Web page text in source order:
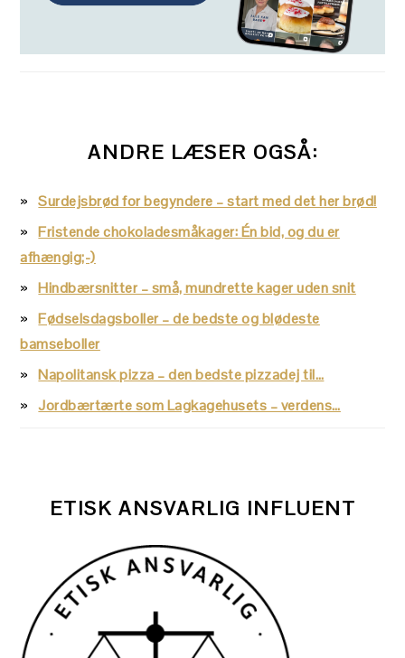
ANDRE LÆSER OGSÅ:
Surdejsbrød for begyndere – start med det her brød!
Fristende chokoladesmåkager: Én bid, og du er
afhængig;-)
Hindbærsnitter – små, mundrette kager uden snit
Fødselsdagsboller – de bedste og blødeste
bamseboller
Napolitansk pizza – den bedste pizzadej til…
Jordbærtærte som Lagkagehusets – verdens…
ETISK ANSVARLIG INFLUENT